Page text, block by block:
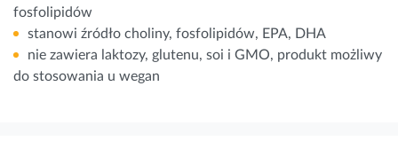
fosfolipidów
stanowi źródło choliny, fosfolipidów, EPA, DHA
nie zawiera laktozy, glutenu, soi i GMO, produkt możliwy
do stosowania u wegan